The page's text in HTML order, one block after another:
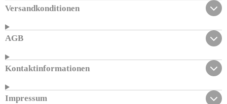
Versandkonditionen
AGB
Kontaktinformationen
Impressum